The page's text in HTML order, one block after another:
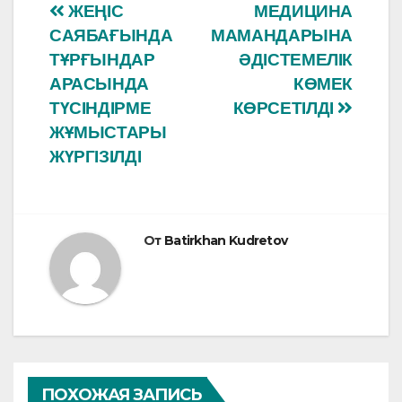
b
o
o
k
A
p
Навигация
по
записям
МЕДИЦИНА
МАМАНДАРЫНА
ӘДІСТЕМЕЛІК
КӨМЕК
КӨРСЕТІЛДІ
ЖЕҢІС
САЯБАҒЫНДА
ТҰРҒЫНДАР
АРАСЫНДА
ТҮСІНДІРМЕ
ЖҰМЫСТАРЫ
ЖҮРГІЗІЛДІ
От Batirkhan Kudretov
ПОХОЖАЯ ЗАПИСЬ